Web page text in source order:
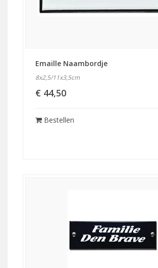
Emaille Naambordje
8x2,5/11x3,5cm
€ 44,50
Bestellen